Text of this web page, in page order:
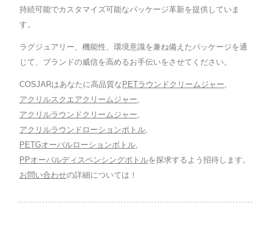
持続可能でカスタマイズ可能なパッケージ革新を提供していま
す。
ラグジュアリー、機能性、環境意識を兼ね備えたパッケージを通
じて、ブランドの威信を高めるお手伝いをさせてください。
COSJARはあなたに高品質な PETラウンドクリームジャー,
アクリルスクエアクリームジャー,
アクリルラウンドクリームジャー,
アクリルラウンドローションボトル,
PETGオーバルローションボトル,
PPオーバルディスペンシングボトルを探求するよう招待します。
お問い合わせの詳細については！